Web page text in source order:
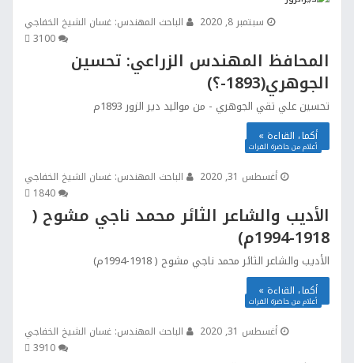
الباحث المهندس: غسان الشيخ الخفاجي
سبتمبر 8, 2020
310
المحافظ المهندس الزراعي: تحسين
الجوهري(1893-؟)
تحسين علي تقي الجوهري - من مواليد دير الزور 1893م
أكمل القراءة »
أعلام من حاضرة الفرات
الباحث المهندس: غسان الشيخ الخفاجي
أغسطس 31, 2020
184
الأديب والشاعر الثائر محمد ناجي مشوح (
1918-1994م)
الأديب والشاعر الثائر محمد ناجي مشوح ( 1918-1994م)
أكمل القراءة »
أعلام من حاضرة الفرات
الباحث المهندس: غسان الشيخ الخفاجي
أغسطس 31, 2020
391